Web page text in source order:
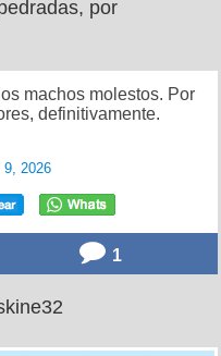
por
machos molestos. Por
definitivamente.
9, 2026
1